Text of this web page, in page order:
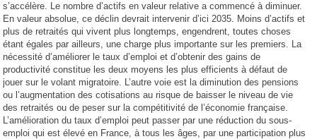
s’accélère. Le nombre d’actifs en valeur relative a commencé à diminuer.
En valeur absolue, ce déclin devrait intervenir d’ici 2035. Moins d’actifs et
plus de retraités qui vivent plus longtemps, engendrent, toutes choses
étant égales par ailleurs, une charge plus importante sur les premiers. La
nécessité d’améliorer le taux d’emploi et d’obtenir des gains de
productivité constitue les deux moyens les plus efficients à défaut de
jouer sur le volant migratoire. L’autre voie est la diminution des pensions
ou l’augmentation des cotisations au risque de baisser le niveau de vie
des retraités ou de peser sur la compétitivité de l’économie française.
L’amélioration du taux d’emploi peut passer par une réduction du sous-
emploi qui est élevé en France, à tous les âges, par une participation plus